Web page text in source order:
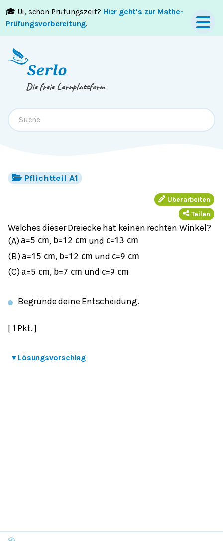
🎓 Ui, schon Prüfungszeit? Hier geht's zur Mathe-
Prüfungsvorbereitung.
Springe zumInhaltoderFooter
Die freie Lernplattform
Pflichtteil A1
Überarbeiten
Teilen
Welches dieser Dreiecke hat keinen rechten Winkel?
(A)a=5 cm, b=12 cm und c=13 cm
(B)a=15 cm, b=12 cm und c=9 cm
(C)a=5 cm, b=7 cm und c=9 cm
Begründe deine Entscheidung.
[ 1 Pkt. ]
▾ Lösungsvorschlag